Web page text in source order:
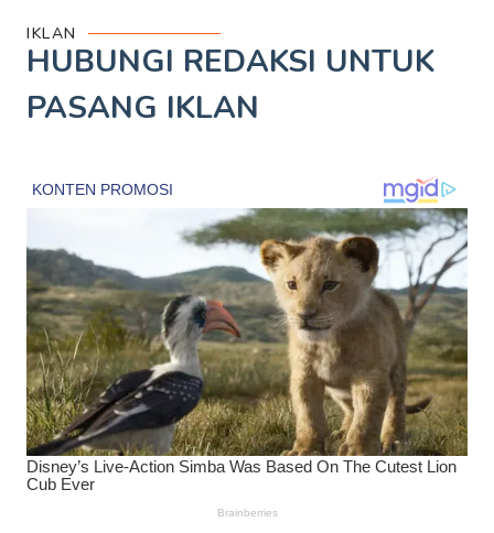
IKLAN
HUBUNGI REDAKSI UNTUK
PASANG IKLAN